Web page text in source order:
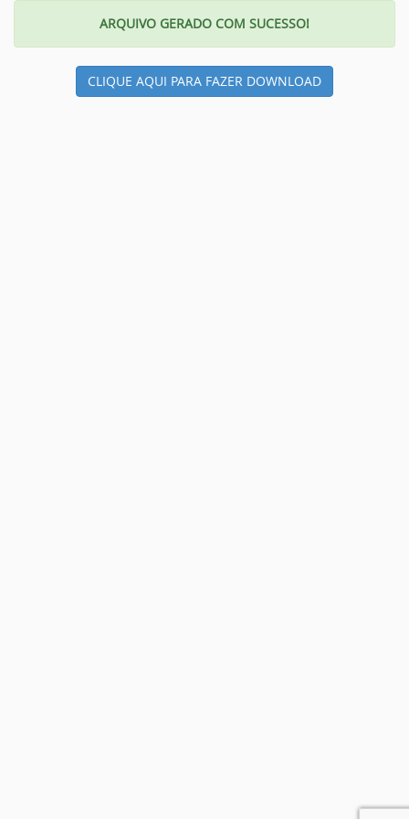
ARQUIVO GERADO COM SUCESSO!
CLIQUE AQUI PARA FAZER DOWNLOAD